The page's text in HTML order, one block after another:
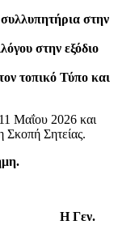
στην
στην εξόδιο
τοπικό Τύπο και
Μαΐου 2026 και
Σητείας.
Η Γεν.